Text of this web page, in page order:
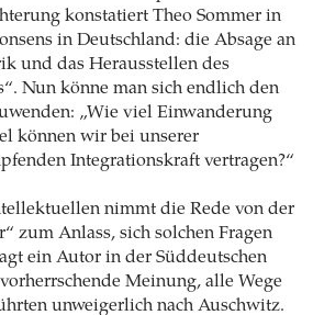
konstatiert Theo Sommer in
in Deutschland: die Absage an
und das Herausstellen des
Nun könne man sich endlich den
„Wie viel Einwanderung
können wir bei unserer
Integrationskraft vertragen?“
nimmt die Rede von der
zum Anlass, sich solchen Fragen
ein Autor in der Süddeutschen
Meinung, alle Wege
unweigerlich nach Auschwitz.